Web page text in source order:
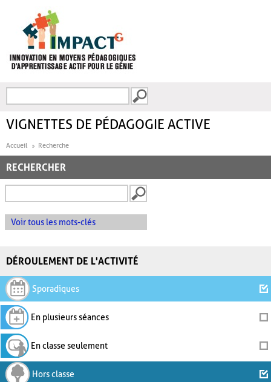
FORMULAIRE DE
VIGNETTES DE PÉDAGOGIE ACTIVE
Accueil Recherche
RECHERCHER
Voir tous les mots-clés
DÉROULEMENT DE L'ACTIVITÉ
Sporadiques
En plusieurs séances
En classe seulement
Hors classe